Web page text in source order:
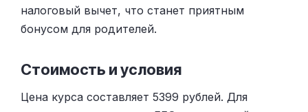
налоговый вычет, что станет приятным
бонусом для родителей.
Стоимость и условия
Цена курса составляет 5399 рублей. Для